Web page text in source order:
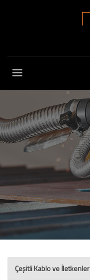
Çeşitli Kablo ve İletkenler